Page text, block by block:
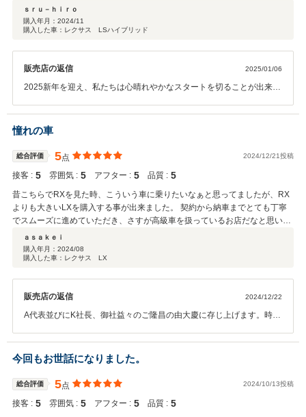
快適なお取引ならば、2度3度と続いて欲しいと願うばかりでございま
すw 今回を最良の機会に変えさせていただきまして、S社長と奥様、
ば幸甚で御座います。文字には代え難き感謝の気持ちを抱きながら、
今回のお取引に対し心からの御礼で結ばせて頂きます。S社長、奥
ました！またお会いしましょう。JPS遠藤
即決でした。北海道から1泊2日の旅でしたが良い買い物をさせて頂きまし
た。契約の際にも無理なお勧めも無く、地元の車屋さんにも配慮して頂きオ
プション部品の取り付けや補償継続の手続きなどはすべてこちらでさせて頂
了後に高速道路を含め色々走行しましたが、自分的には問題無いと思ってい
ます。今回は年式も新しく良い車両を見つける事が出来良かった思います。
ｓｒｕ－ｈｉｒｏ
購入年月： 2024/11
購入した車：レクサス LSハイブリッド
販売店の返信 2025/01/06
2025新年を迎え、私たちは心晴れやかなスタートを切ることが出来ま
を見事に牽引なされる有力企業、M会長から届いた御便りを拝したか
らです。M会長本当にありがとうございます！とても嬉しいです！遠
会長とお会いした時に、是非お買い求めいただきたいと感じた紳士的
な方でしたので、実際内心は祈るような気持ちでしたがwグッと堪え
てw M会長のご英断を仰ぎました。晴れて当店自慢の新しい国産最高
級自動車LEXUS LS500hのご採用をお決め頂いた時は本当に嬉しかっ
たです。ご納品は遠路北海道網走市でしたので、少々お時間を頂戴す
る中でしたが、地元地域のLEXUS店各位にご協力を頂戴しながら、無
すると同時に改めて感謝の気持ちが高まっております。M会長、北海
道からのご来店とご契約に社主以下一同より謹んで御礼申し上げま
共々に迎えた令和07年となります。本年も益々のご健勝をご祈念いた
します。私たちも引き続き研鑽を重ねて参りますので、M会長、北海
ようにお願い申し上げます。また上京の際は再会できることを楽しみ
にしながらご挨拶を結ばせて頂きます。M会長、どうぞお元気で素敵
憧れの車
総合評価 5点 2024/12/21投稿
接客 : 5 雰囲気 : 5 アフター : 5 品質 : 5
昔こちらでRXを見た時、こういう車に乗りたいなぁと思ってましたが、RX
よりも大きいLXを購入する事が出来ました。 契約から納車までとても丁寧
でスムーズに進めていただき、さすが高級車を扱っているお店だなと思いま
した。 またこちらで車をお願いさせていただきたいと思いました。
ａｓａｋｅｉ
購入年月： 2024/08
購入した車：レクサス LX
販売店の返信 2024/12/22
A代表並びにK社長、御社益々のご隆昌の由大慶に存じ上げます。時代
LEXUS最高級SUV『LXエグゼクティブ』をお選び頂きまして大変光
栄なことと嬉しく思っております。15年前にレクサスRXに憧れてい
た若者が、倍以上の値段の最高級LXをいとも簡単に手に入れるという
サクセスストーリー。それを眼前でまざまざと見せつけられ、日々懸
命に励む方々の15年の重みや、人生の経過のありかたに想いを馳せま
した。歳を重ねて伏し目がちな年頃を迎えている僕たちにとって、実
今回もお世話になりました。
総合評価 5点 2024/10/13投稿
接客 : 5 雰囲気 : 5 アフター : 5 品質 : 5